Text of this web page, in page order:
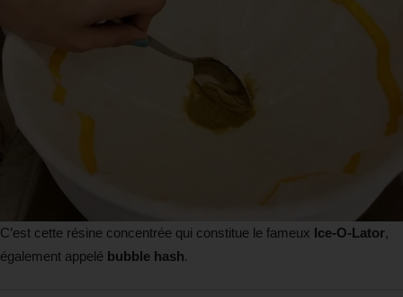
C’est cette résine concentrée qui constitue le fameux Ice-O-Lator,
également appelé bubble hash.